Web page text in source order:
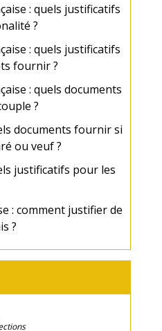
: quels justificatifs
?
: quels justificatifs
fournir ?
: quels documents
?
documents fournir si
ou veuf ?
justificatifs pour les
: comment justifier de
?